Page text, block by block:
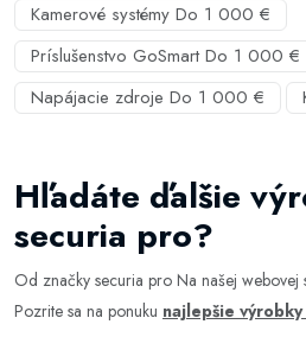
Kamerové systémy Do 1 000 €
Príslušenstvo GoSmart Do 1 000 €
Napájacie zdroje Do 1 000 €
Hľadáte ďalšie
securia pro?
Od značky securia pro Na našej webovej
Pozrite sa na ponuku najlepšie